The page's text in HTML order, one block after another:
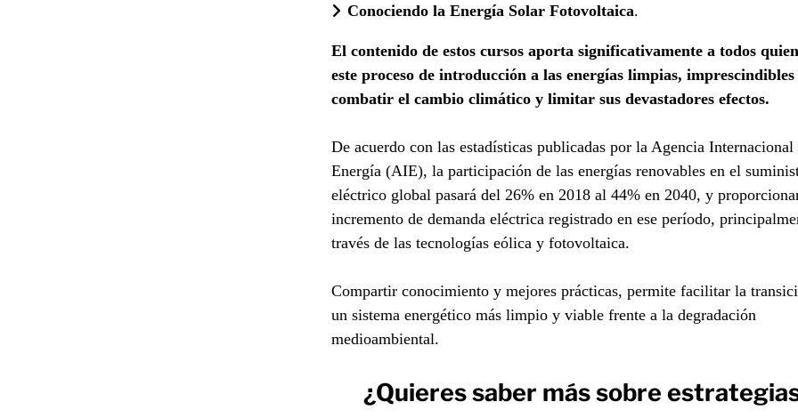
Conociendo la Energía Solar Fotovoltaica.
El contenido de estos cursos aporta significativamente a todos
este proceso de introducción a las energías limpias,
combatir el cambio climático y limitar sus devastadores efectos.
De acuerdo con las estadísticas publicadas por la Agencia Internacional
Energía (AIE), la participación de las energías renovables en el
eléctrico global pasará del 26% en 2018 al 44% en 2040, y
incremento de demanda eléctrica registrado en ese período,
través de las tecnologías eólica y fotovoltaica.
Compartir conocimiento y mejores prácticas, permite facilitar la
un sistema energético más limpio y viable frente a la degradación
medioambiental.
¿Quieres saber más sobre